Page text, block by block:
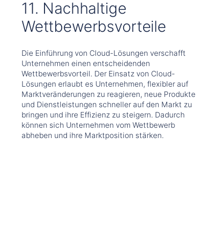
11. Nachhaltige
Wettbewerbsvorteile
Die Einführung von Cloud-Lösungen verschafft
Unternehmen einen entscheidenden
Wettbewerbsvorteil. Der Einsatz von Cloud-
Lösungen erlaubt es Unternehmen, flexibler auf
Marktveränderungen zu reagieren, neue Produkte
und Dienstleistungen schneller auf den Markt zu
bringen und ihre Effizienz zu steigern. Dadurch
können sich Unternehmen vom Wettbewerb
abheben und ihre Marktposition stärken.